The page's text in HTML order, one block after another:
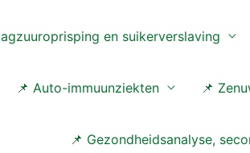
en suikerverslaving
📌 Auto-immuunziekten 📌
📌 Gezondheidsanalyse,